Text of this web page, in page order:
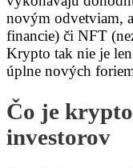
novým odvetviam,
financie) či NFT
Krypto tak nie je
úplne nových
Čo je
investorov